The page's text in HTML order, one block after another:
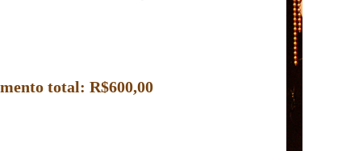
total: R$600,00